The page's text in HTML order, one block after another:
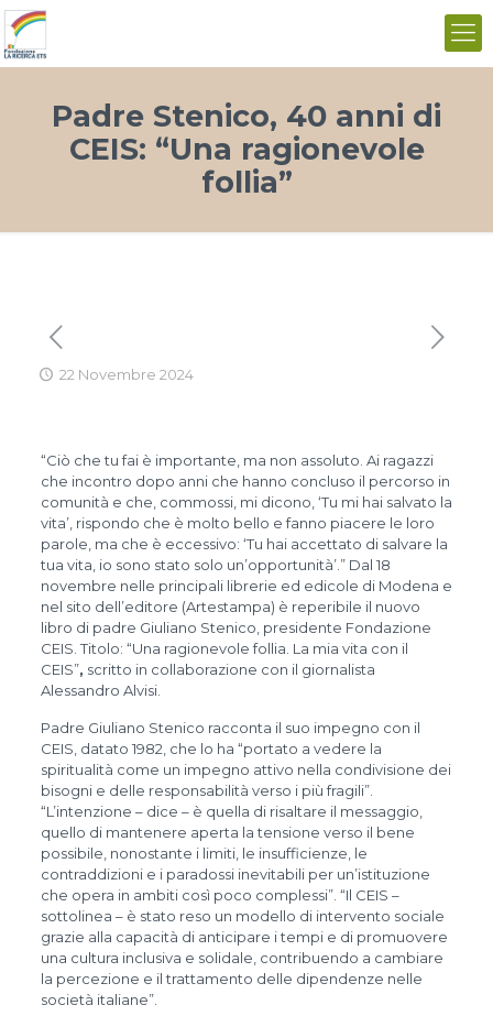
Padre Stenico, 40 anni di
CEIS: “Una ragionevole
follia”
22 Novembre 2024
“Ciò che tu fai è importante, ma non assoluto. Ai ragazzi
che incontro dopo anni che hanno concluso il percorso in
comunità e che, commossi, mi dicono, ‘Tu mi hai salvato la
vita’, rispondo che è molto bello e fanno piacere le loro
parole, ma che è eccessivo: ‘Tu hai accettato di salvare la
tua vita, io sono stato solo un’opportunità’.” Dal 18
novembre nelle principali librerie ed edicole di Modena e
nel sito dell’editore (Artestampa) è reperibile il nuovo
libro di padre Giuliano Stenico, presidente Fondazione
CEIS. Titolo: “Una ragionevole follia. La mia vita con il
CEIS”, scritto in collaborazione con il giornalista
Alessandro Alvisi.
Padre Giuliano Stenico racconta il suo impegno con il
CEIS, datato 1982, che lo ha “portato a vedere la
spiritualità come un impegno attivo nella condivisione dei
bisogni e delle responsabilità verso i più fragili”.
“L’intenzione – dice – è quella di risaltare il messaggio,
quello di mantenere aperta la tensione verso il bene
possibile, nonostante i limiti, le insufficienze, le
contraddizioni e i paradossi inevitabili per un’istituzione
che opera in ambiti così poco complessi”. “Il CEIS –
sottolinea – è stato reso un modello di intervento sociale
grazie alla capacità di anticipare i tempi e di promuovere
una cultura inclusiva e solidale, contribuendo a cambiare
la percezione e il trattamento delle dipendenze nelle
società italiane”.